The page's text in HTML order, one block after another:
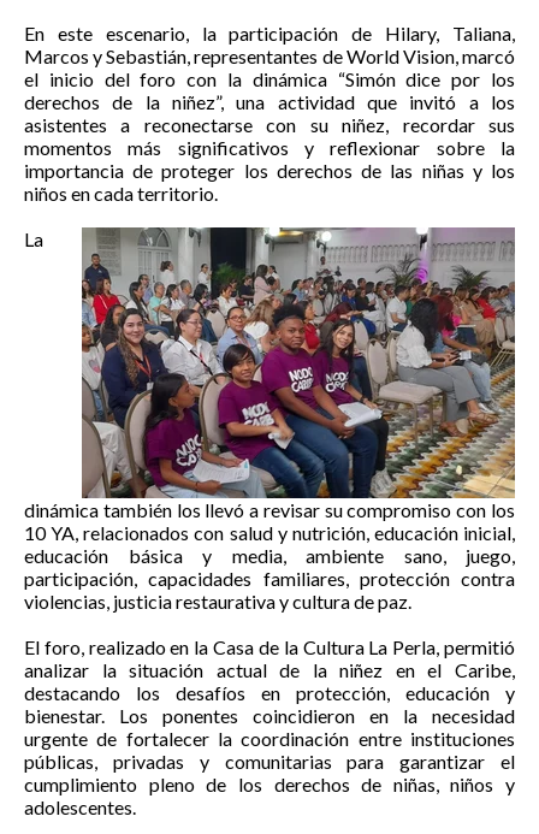
En este escenario, la participación de Hilary, Taliana,
Marcos y Sebastián, representantes de World Vision, marcó
el inicio del foro con la dinámica “Simón dice por los
derechos de la niñez”, una actividad que invitó a los
asistentes a reconectarse con su niñez, recordar sus
momentos más significativos y reflexionar sobre la
importancia de proteger los derechos de las niñas y los
niños en cada territorio.
La
dinámica también los llevó a revisar su compromiso con los
10 YA, relacionados con salud y nutrición, educación inicial,
educación básica y media, ambiente sano, juego,
participación, capacidades familiares, protección contra
violencias, justicia restaurativa y cultura de paz.
El foro, realizado en la Casa de la Cultura La Perla, permitió
analizar la situación actual de la niñez en el Caribe,
destacando los desafíos en protección, educación y
bienestar. Los ponentes coincidieron en la necesidad
urgente de fortalecer la coordinación entre instituciones
públicas, privadas y comunitarias para garantizar el
cumplimiento pleno de los derechos de niñas, niños y
adolescentes.